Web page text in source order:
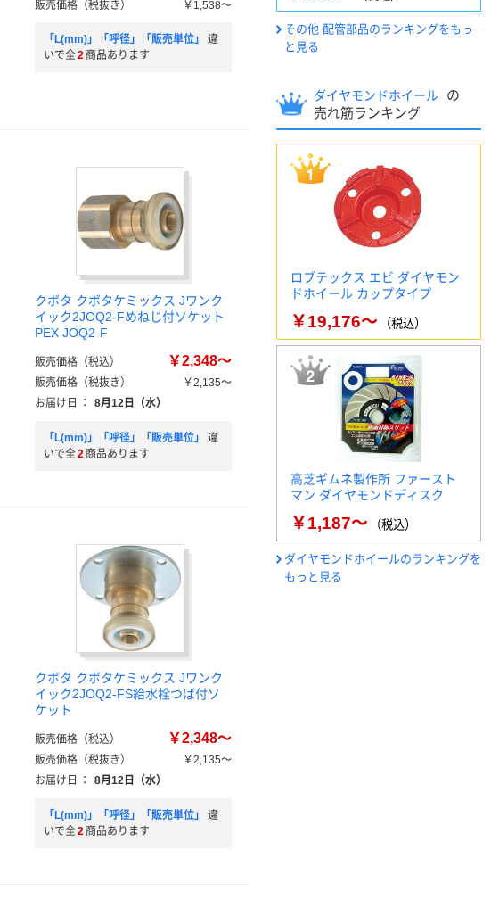
販売価格（税抜き） ￥1,538～
「L(mm)」「呼径」「販売単位」
違
いで全2 商品あります
クボタ クボタケミックス Jワンク
イック2JOQ2-Fめねじ付ソケット
PEX JOQ2-F
販売価格（税込） ￥2,348～
販売価格（税抜き）
￥2,135～
お届け日
： 8月12日（水）
「L(mm)」「呼径」「販売単位」
違
いで全2 商品あります
クボタ クボタケミックス Jワンク
イック2JOQ2-FS給水栓つば付ソ
ケット
販売価格（税込） ￥2,348～
販売価格（税抜き）
￥2,135～
お届け日
： 8月12日（水）
「L(mm)」「呼径」「販売単位」
違
いで全2 商品あります
その他 配管部品のランキングをもっ
と見る
ダイヤモンドホイール
の
売れ筋ランキング
ロブテックス エビ ダイヤモン
ドホイール カップタイプ
￥19,176～ （税込）
高芝ギムネ製作所 ファースト
マン ダイヤモンドディスク
￥1,187～ （税込）
ダイヤモンドホイールのランキングを
もっと見る